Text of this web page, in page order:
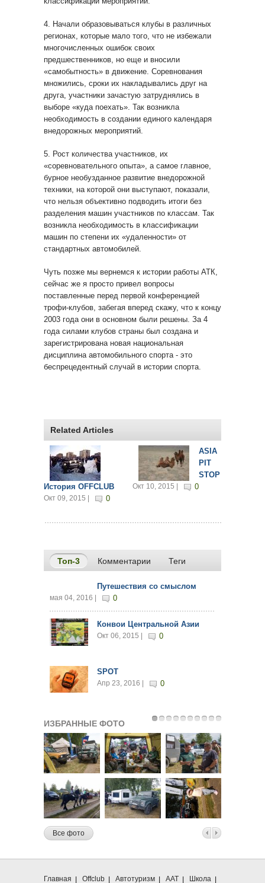
4. Начали образовываться клубы в различных
регионах, которые мало того, что не избежали
многочисленных ошибок своих
предшественников, но еще и вносили
«самобытность» в движение. Соревнования
множились, сроки их накладывались друг на
друга, участники зачастую затруднялись в
выборе «куда поехать». Так возникла
необходимость в создании единого календаря
внедорожных мероприятий.
5. Рост количества участников, их
«соревновательного опыта», а самое главное,
бурное необузданное развитие внедорожной
техники, на которой они выступают, показали,
что нельзя объективно подводить итоги без
разделения машин участников по классам. Так
возникла необходимость в классификации
машин по степени их «удаленности» от
стандартных автомобилей.
Чуть позже мы вернемся к истории работы АТК,
сейчас же я просто привел вопросы
поставленные перед первой конференцией
трофи-клубов, забегая вперед скажу, что к концу
2003 года они в основном были решены. За 4
года силами клубов страны был создана и
зарегистрирована новая национальная
дисциплина автомобильного спорта - это
беспрецедентный случай в истории спорта.
Related Articles
История OFFCLUB
Окт 09, 2015 | 0
ASIA
PIT
STOP
Окт 10, 2015 | 0
Топ-3 (активная вкладка)
Комментарии Теги
Путешествия со смыслом
мая 04, 2016 | 0
Конвои Центральной Азии
Окт 06, 2015 | 0
SPOT
Апр 23, 2016 | 0
ИЗБРАННЫЕ ФОТО
Все фото
Главная Offclub Автотуризм ААТ Школа